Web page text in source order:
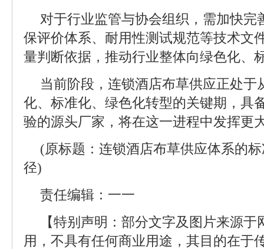
对于行业监管与协会组织，需加快完
保评价体系、耐用性测试规范等技术文
量判断依据，推动行业整体向绿色化、
当前阶段，连锁酒店布草供应正处于
化、标准化、绿色化转型的关键期，具
验的源头厂家，将在这一进程中发挥更
(原标题：连锁酒店布草供应体系的
径)
责任编辑：一一
【特别声明：部分文字及图片来源
用，不具有任何商业用途，其目的在于